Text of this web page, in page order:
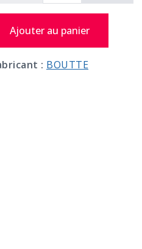
Ajouter au panier
: BOUTTE